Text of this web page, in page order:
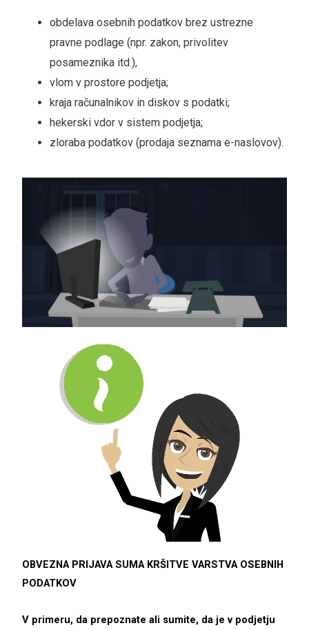
obdelava osebnih podatkov brez ustrezne
pravne podlage (npr. zakon, privolitev
posameznika itd.),
vlom v prostore podjetja;
kraja računalnikov in diskov s podatki;
hekerski vdor v sistem podjetja;
zloraba podatkov (prodaja seznama e-naslovov).
OBVEZNA PRIJAVA SUMA KRŠITVE VARSTVA OSEBNIH
PODATKOV
V primeru, da prepoznate ali sumite, da je v podjetju